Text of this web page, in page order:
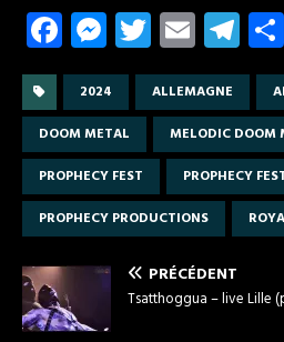
Fa
ce
b
o
o
k
M
es
se
n
g
er
T
w
it
te
r
E
m
ail
T
el
e
gr
a
m
2024 ALLEMAGNE
DOOM METAL
MELODIC DOOM
PROPHECY FEST
PROPHECY
PROPHECY PRODUCTIONS
PRÉCÉDENT
Tsatthoggua – live Lille